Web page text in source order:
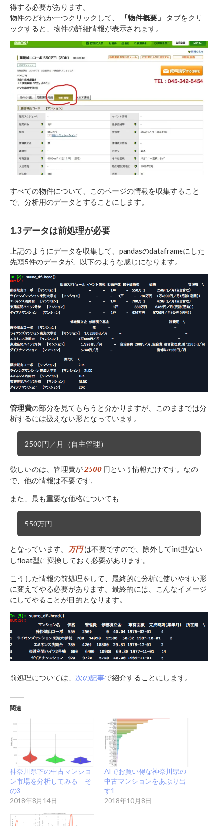
得する必要があります。
物件のどれか一つクリックして、
「物件概要」
タブをクリ
ックすると、物件の詳細情報が表示されます。
すべての物件について、このページの情報を収集すること
で、分析用のデータとすることにします。
1.3 データは前処理が必要
上記のようにデータを収集して、pandasのdataframeにした
先頭5件のデータが、以下のような感じになります。
管理費の部分を見てもらうと分かりますが、このままでは分
析するには扱えない形となっています。
2500円／月（自主管理）
欲しいのは、管理費が2500 円という情報だけです。なの
で、他の情報は不要です。
また、最も重要な価格についても
550万円
となっています。 万円は不要ですので、除外してint型ない
しfloat型に変換しておく必要があります。
こうした情報の前処理をして、最終的に分析に使いやすい形
に変えてやる必要があります。最終的には、こんなイメージ
にしてやることが目的となります。
前処理については、 次の記事で紹介することにします。
関連
神奈川県下の中古マンショ
ン市場を分析してみる そ
の3
2018年8月14日
AIでお買い得な神奈川県の
中古マンションをあぶり出
す1
2018年10月8日